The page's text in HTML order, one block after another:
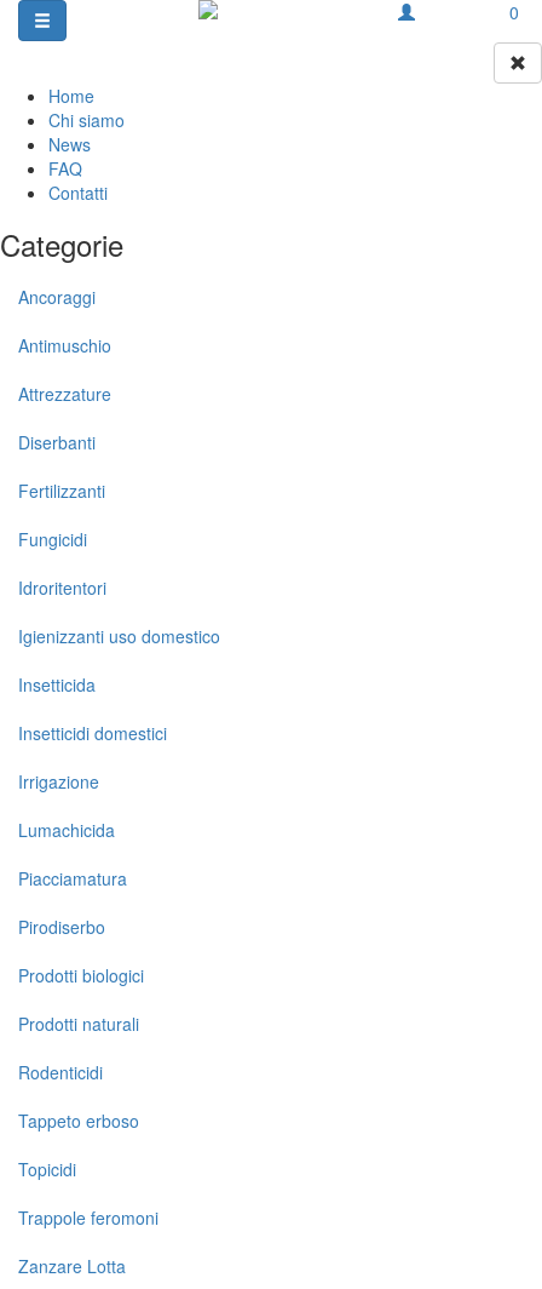
0
Home
Chi siamo
News
FAQ
Contatti
Categorie
Ancoraggi
Antimuschio
Attrezzature
Diserbanti
Fertilizzanti
Fungicidi
Idroritentori
Igienizzanti uso domestico
Insetticida
Insetticidi domestici
Irrigazione
Lumachicida
Piacciamatura
Pirodiserbo
Prodotti biologici
Prodotti naturali
Rodenticidi
Tappeto erboso
Topicidi
Trappole feromoni
Zanzare Lotta